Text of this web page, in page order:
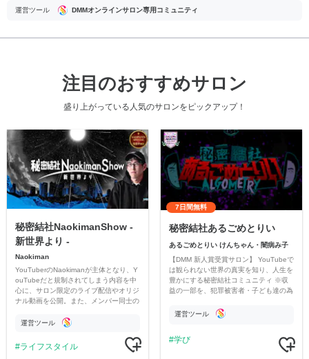
運営ツール DMMオンラインサロン専用コミュニティ
注目のおすすめサロン
盛り上がっている人気のサロンをピックアップ！
秘密結社NaokimanShow -
新世界より -
Naokiman
YouTuberのNaokimanが主体となり、Y
ouTubeだと規制されてしまう内容を中
心に、サロン限定のライブ配信やオリジ
ナル動画を公開。また、メンバー同士の
ただいています。
運営ツール
ライフスタイル
7日間無料
秘密結社あるごめとりい
あるごめとりい けんちゃん・闇病み子
【DMM 新人賞受賞サロン】 YouTubeで
は観られない世界の真実を知り、人生を
豊かにする秘密結社コミュニティ ※収
益の一部を、犯罪被害者・子ども達の為
す運営ツール
学び